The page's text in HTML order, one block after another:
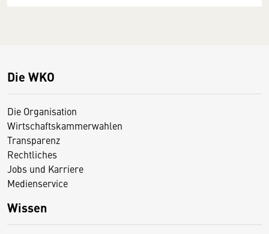
Die WKO
Die Organisation
Wirtschaftskammerwahlen
Transparenz
Rechtliches
Jobs und Karriere
Medienservice
Wissen